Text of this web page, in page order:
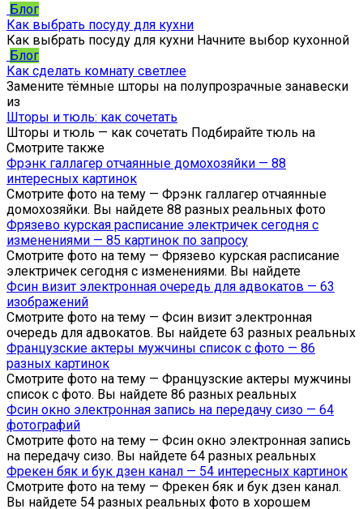
Блог
Как выбрать посуду для кухни
Как выбрать посуду для кухни Начните выбор кухонной
Блог
Как сделать комнату светлее
Замените тёмные шторы на полупрозрачные занавески
из
Шторы и тюль: как сочетать
Шторы и тюль — как сочетать Подбирайте тюль на
Смотрите также
Фрэнк галлагер отчаянные домохозяйки — 88
интересных картинок
Смотрите фото на тему — Фрэнк галлагер отчаянные
домохозяйки. Вы найдете 88 разных реальных фото
Фрязево курская расписание электричек сегодня с
изменениями — 85 картинок по запросу
Смотрите фото на тему — Фрязево курская расписание
электричек сегодня с изменениями. Вы найдете
Фсин визит электронная очередь для адвокатов — 63
изображений
Смотрите фото на тему — Фсин визит электронная
очередь для адвокатов. Вы найдете 63 разных реальных
Французские актеры мужчины список с фото — 86
разных картинок
Смотрите фото на тему — Французские актеры мужчины
список с фото. Вы найдете 86 разных реальных
Фсин окно электронная запись на передачу сизо — 64
фотографий
Смотрите фото на тему — Фсин окно электронная запись
на передачу сизо. Вы найдете 64 разных реальных
Фрекен бяк и бук дзен канал — 54 интересных картинок
Смотрите фото на тему — Фрекен бяк и бук дзен канал.
Вы найдете 54 разных реальных фото в хорошем